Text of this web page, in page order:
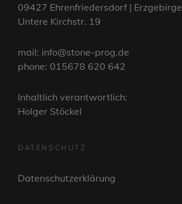
09427 Ehrenfriedersdorf | Erzgebirge
Untere Kirchstr. 19
mail: info@stone-prog.de
phone: 015678 620 642
Inhaltlich verantwortlich:
Holger Stöckel
DATENSCHUTZ
Datenschutzerklärung